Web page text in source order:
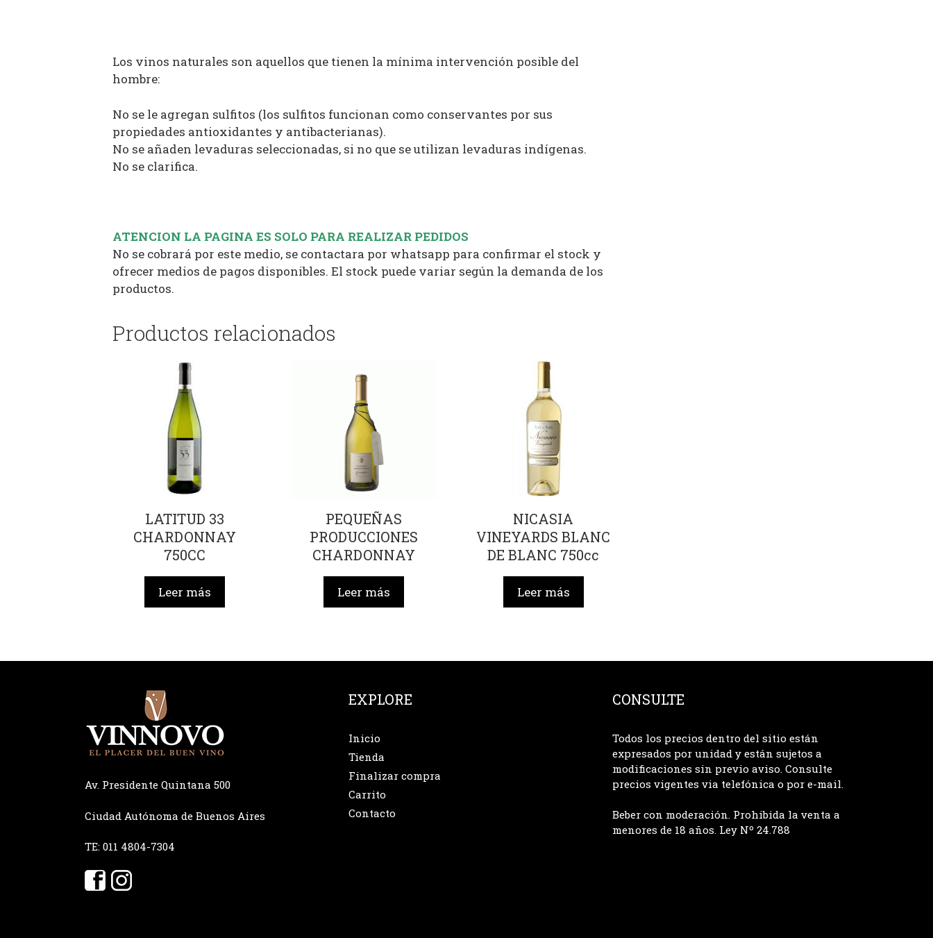
Los vinos naturales son aquellos que tienen la mínima intervención posible del
hombre:
No se le agregan sulfitos (los sulfitos funcionan como conservantes por sus
propiedades antioxidantes y antibacterianas).
No se añaden levaduras seleccionadas, si no que se utilizan levaduras indígenas.
No se clarifica.
ATENCION LA PAGINA ES SOLO PARA REALIZAR PEDIDOS
No se cobrará por este medio, se contactara por whatsapp para confirmar el stock y
ofrecer medios de pagos disponibles. El stock puede variar según la demanda de los
productos.
Productos relacionados
LATITUD 33
CHARDONNAY
750CC
Leer más
PEQUEÑAS
PRODUCCIONES
CHARDONNAY
750cc
Leer más
NICASIA
VINEYARDS BLANC
DE BLANC 750cc
Leer más
Av. Presidente Quintana 500
Ciudad Autónoma de Buenos Aires
TE: 011 4804-7304
EXPLORE
Inicio
Tienda
Finalizar compra
Carrito
Contacto
CONSULTE
Todos los precios dentro del sitio están
expresados por unidad y están sujetos a
modificaciones sin previo aviso. Consulte
precios vigentes via telefónica o por e-mail.
Beber con moderación. Prohibida la venta a
menores de 18 años. Ley Nº 24.788